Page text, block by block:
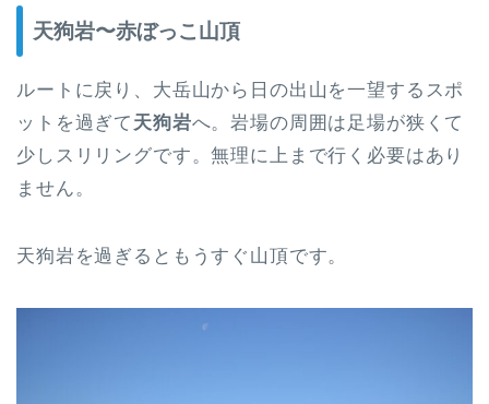
天狗岩〜赤ぼっこ山頂
ルートに戻り、大岳山から日の出山を一望するスポ
ットを過ぎて 天狗岩へ。岩場の周囲は足場が狭くて
少しスリリングです。無理に上まで行く必要はあり
ません。
天狗岩を過ぎるともうすぐ山頂です。